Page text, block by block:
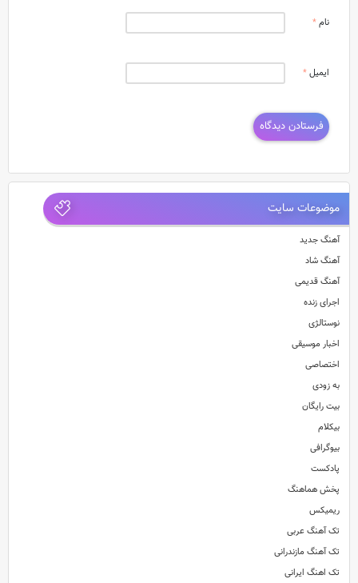
نام*
ایمیل*
موضوعات سایت
آهنگ جدید
آهنگ شاد
آهنگ قدیمی
اجرای زنده
نوستالژی
اخبار موسیقی
اختصاصی
به زودی
بیت رایگان
بیکلام
بیوگرافی
پادکست
پخش هماهنگ
ریمیکس
تک آهنگ عربی
تک آهنگ مازندرانی
تک اهنگ ایرانی